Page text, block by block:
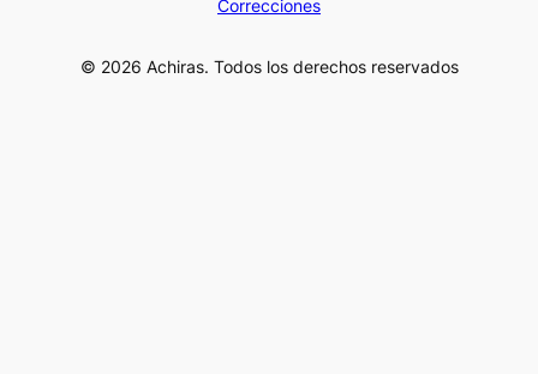
Correcciones
© 2026 Achiras. Todos los derechos reservados